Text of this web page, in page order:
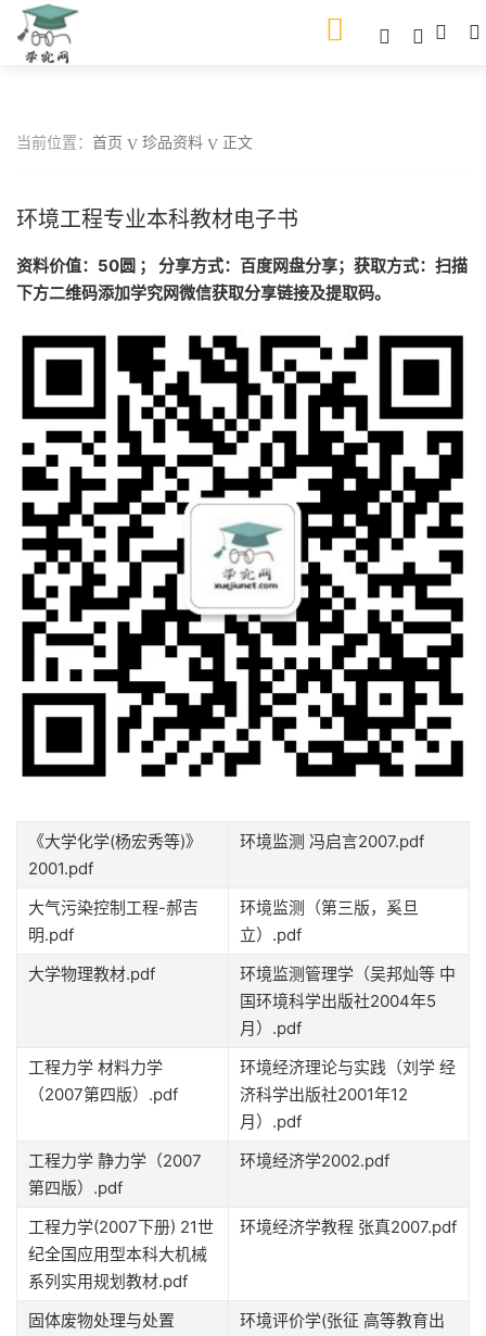
当前位置： 首页 珍品资料 正文
环境工程专业本科教材电子书
资料价值：50圆 ； 分享方式：百度网盘分享；获取方式：扫描
下方二维码添加学究网微信获取分享链接及提取码。
《大学化学(杨宏秀等)》
2001.pdf
环境监测 冯启言2007.pdf
大气污染控制工程-郝吉
明.pdf
环境监测（第三版，奚旦
立）.pdf
大学物理教材.pdf
环境监测管理学（吴邦灿等 中
国环境科学出版社2004年5
月）.pdf
工程力学 材料力学
（2007第四版）.pdf
环境经济理论与实践（刘学 经
济科学出版社2001年12
月）.pdf
工程力学 静力学（2007
第四版）.pdf
环境经济学2002.pdf
工程力学(2007下册) 21世
纪全国应用型本科大机械
系列实用规划教材.pdf
环境经济学教程 张真2007.pdf
固体废物处理与处置
环境评价学(张征 高等教育出